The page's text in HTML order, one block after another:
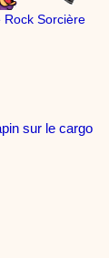
Rock Sorcière
sur le cargo